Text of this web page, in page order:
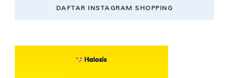
DAFTAR INSTAGRAM SHOPPING